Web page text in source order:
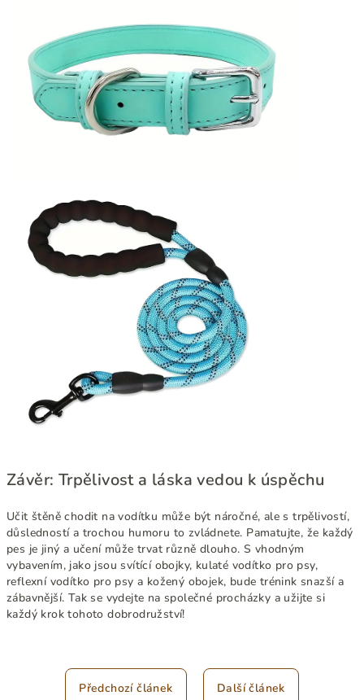
Závěr: Trpělivost a láska vedou k úspěchu
Učit štěně chodit na vodítku může být náročné, ale s trpělivostí,
důsledností a trochou humoru to zvládnete. Pamatujte, že každý
pes je jiný a učení může trvat různě dlouho. S vhodným
vybavením, jako jsou svítící obojky, kulaté vodítko pro psy,
reflexní vodítko pro psy a kožený obojek, bude trénink snazší a
zábavnější. Tak se vydejte na společné procházky a užijte si
každý krok tohoto dobrodružství!
Předchozí článek Další článek